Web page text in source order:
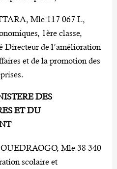
Mle 117 067 L,
1ère classe,
Directeur de l’amélioration
et de la promotion des
DES
ET DU
Mle 38 340
scolaire et